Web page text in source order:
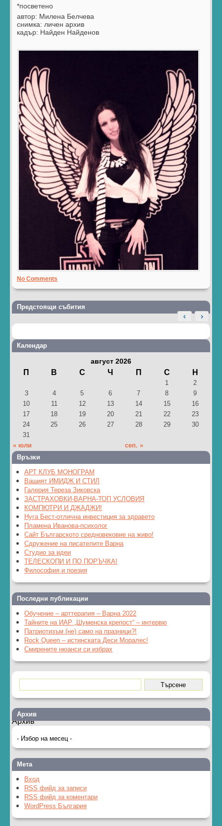
*посветено
автор: Милена Белчева
снимка: личен архив
кадър: Найден Найденов
No Comments
Предстоящи събития
Календар
август 2026
П В С Ч П С Н
« юли сеп. »
1
2
3
4 5 6 7 8
9
10
11 12 13 14 15
16
17
18 19 20 21 22
23
24
25 26 27 28 29
30
31
Връзки
АРТ КЛУБ МОНОГРАМ
Вашият ИМИДЖ И СТИЛ
Галерия Тереза Зиковска
ЗАСТРАХОВКИ-ВАРНА-ТОП УСЛОВИЯ
КОМПЮТРИ И ДЖАДЖИ!
Нуга Бест-отлична инвестиция за здравето
Пламена Иванова-психолог
Сайт Българското средновековие на живо!
Сдружение на писателите Варна
Студио за идеи
ТЕЛЕСКОПИ И ПО ПОРЪЧКА!
Философия и поезия
Последни публикации
Обучение – арттерапия – Варна 2022
Тайните на ИАР „Шуменска крепост“ – интервю
Патриотизъм (не) само на празници?!
Rock Queen – истинската Деси Моралес!
Смирените нюанси си избрах
Архив
Архив
Мета
Вход
RSS фийд за записи
RSS фийд за коментари
WordPress България